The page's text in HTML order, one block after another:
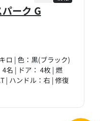
ーク G
ロ | 色：黒(ブラック)
名 | ドア： 4枚 | 燃
| ハンドル：右 | 修復